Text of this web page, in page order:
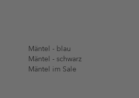
Mäntel - blau
Mäntel - schwarz
Mäntel im Sale